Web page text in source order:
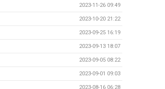
2023-11-26 09:49
2023-10-20 21:22
2023-09-25 16:19
2023-09-13 18:07
2023-09-05 08:22
2023-09-01 09:03
2023-08-16 06:28